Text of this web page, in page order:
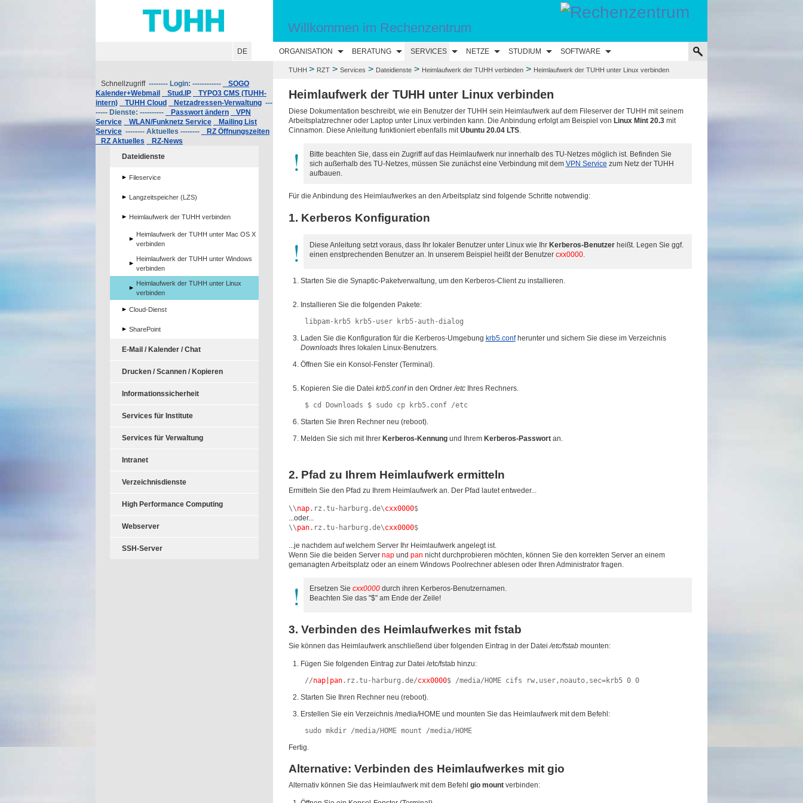
Willkommen im Rechenzentrum
DE ORGANISATION BERATUNG SERVICES NETZE STUDIUM SOFTWARE
TUHH > RZT> Services > Dateidienste> Heimlaufwerk der TUHH verbinden> Heimlaufwerk der TUHH unter Linux verbinden
Heimlaufwerk der TUHH unter Linux verbinden
Diese Dokumentation beschreibt, wie ein Benutzer der TUHH sein Heimlaufwerk auf dem Fileserver der TUHH mit seinem
Arbeitsplatzrechner oder Laptop unter Linux verbinden kann. Die Anbindung erfolgt am Beispiel von Linux Mint 20.3mit
Cinnamon. Diese Anleitung funktioniert ebenfalls mitUbuntu 20.04 LTS.
Bitte beachten Sie, dass ein Zugriff auf das Heimlaufwerk nur innerhalb des TU-Netzes möglich ist. Befinden Sie
sich außerhalb des TU-Netzes, müssen Sie zunächst eine Verbindung mit dem VPN Service zum Netz der TUHH
aufbauen.
Für die Anbindung des Heimlaufwerkes an den Arbeitsplatz sind folgende Schritte notwendig:
1. Kerberos Konfiguration
Diese Anleitung setzt voraus, dass Ihr lokaler Benutzer unter Linux wie Ihr Kerberos-Benutzerheißt. Legen Sie ggf.
einen enstprechenden Benutzer an. In unserem Beispiel heißt der Benutzer cxx0000.
Starten Sie die Synaptic-Paketverwaltung, um den Kerberos-Client zu installieren.
Installieren Sie die folgenden Pakete:
libpam-krb5 krb5-user krb5-auth-dialog
Laden Sie die Konfiguration für die Kerberos-Umgebung krb5.confherunter und sichern Sie diese im Verzeichnis
DownloadsIhres lokalen Linux-Benutzers.
Öffnen Sie ein Konsol-Fenster (Terminal).
Kopieren Sie die Datei krb5.confin den Ordner/etcIhres Rechners.
$ cd Downloads $ sudo cp krb5.conf /etc
Starten Sie Ihren Rechner neu (reboot).
Melden Sie sich mit Ihrer Kerberos-Kennungund Ihrem Kerberos-Passwortan.
2. Pfad zu Ihrem Heimlaufwerk ermitteln
Ermitteln Sie den Pfad zu Ihrem Heimlaufwerk an. Der Pfad lautet entweder...
\\nap.rz.tu-harburg.de\cxx0000$
...oder...
\\pan.rz.tu-harburg.de\cxx0000$
...je nachdem auf welchem Server Ihr Heimlaufwerk angelegt ist.
Wenn Sie die beiden Server napund pan nicht durchprobieren möchten, können Sie den korrekten Server an einem
gemanagten Arbeitsplatz oder an einem Windows Poolrechner ablesen oder Ihren Administrator fragen.
Ersetzen Sie cxx0000durch ihren Kerberos-Benutzernamen.
Beachten Sie das "$" am Ende der Zeile!
3. Verbinden des Heimlaufwerkes mit fstab
Sie können das Heimlaufwerk anschließend über folgenden Eintrag in der Datei /etc/fstabmounten:
Fügen Sie folgenden Eintrag zur Datei /etc/fstab hinzu:
//nap|pan.rz.tu-harburg.de/cxx0000$ /media/HOME cifs rw,user,noauto,sec=krb5 0 0
Starten Sie Ihren Rechner neu (reboot).
Erstellen Sie ein Verzeichnis /media/HOME und mounten Sie das Heimlaufwerk mit dem Befehl:
sudo mkdir /media/HOME mount /media/HOME
Fertig.
Alternative: Verbinden des Heimlaufwerkes mit gio
Alternativ können Sie das Heimlaufwerk mit dem Befehl gio mountverbinden:
Schnellzugriff -------- Login: ------------
SOGO
Kalender+Webmail
Stud.IP
TYPO3 CMS (TUHH-
intern)
TUHH Cloud Netzadressen-Verwaltung ---
----- Dienste: ----------
Passwort ändern
VPN
Service
WLAN/Funknetz Service
Mailing List
Service -------- Aktuelles --------
RZ Öffnungszeiten
RZ Aktuelles
RZ-News
Dateidienste
Fileservice
Langzeitspeicher (LZS)
Heimlaufwerk der TUHH verbinden
Heimlaufwerk der TUHH unter Mac OS X
verbinden
Heimlaufwerk der TUHH unter Windows
verbinden
Heimlaufwerk der TUHH unter Linux
verbinden
Cloud-Dienst
SharePoint
E-Mail / Kalender / Chat
Drucken / Scannen / Kopieren
Informationssicherheit
Services für Institute
Services für Verwaltung
Intranet
Verzeichnisdienste
High Performance Computing
Webserver
SSH-Server